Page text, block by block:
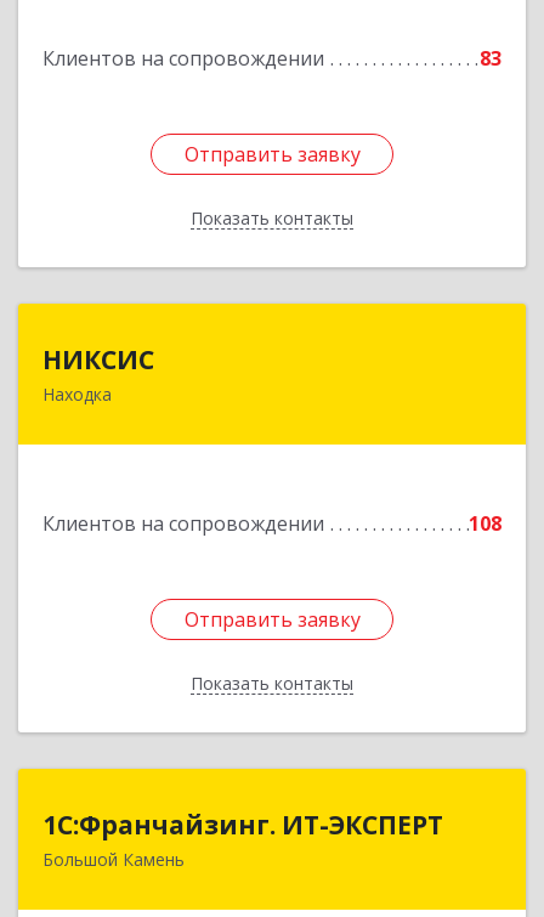
Клиентов на сопровождении 83
Отправить заявку
Показать контакты
Подробнее
Отправить заявку
Назад
НИКСИС
Находка
Клиентов на сопровождении 108
Отправить заявку
Показать контакты
Отправить заявку
Назад
1С:Франчайзинг. ИТ-ЭКСПЕРТ
Большой Камень
1С:Франчайзинг. ИТ-ЭКСПЕРТ
692806, Приморский край, Большой Камень г,